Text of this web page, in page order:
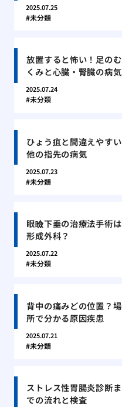
2025.07.25
未分類
放置すると怖い！足のむ
くみと心臓・腎臓の病気
2025.07.24
未分類
ひょう疽と間違えやすい
他の指先の病気
2025.07.23
未分類
眼瞼下垂の治療法手術は
形成外科？
2025.07.22
未分類
背中の痛みどの位置？場
所で分かる原因疾患
2025.07.21
未分類
ストレス性胃腸炎診断ま
での流れと検査